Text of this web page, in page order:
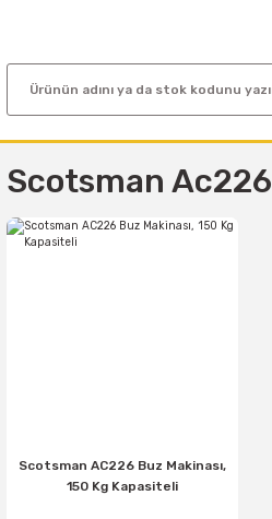
Scotsman Ac226
Scotsman AC226 Buz Makinası,
150 Kg Kapasiteli